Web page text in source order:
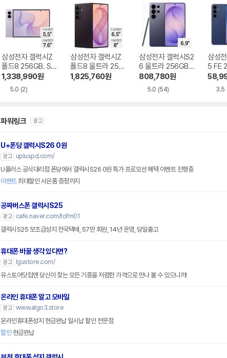
삼성전자 갤럭시Z
폴드8 256GB, SK
T 기기변경 완납
1,338,990원
5.0 (2)
삼성전자 갤럭시Z
폴드8 울트라 256
GB, SKT 기기변경
1,825,760원
삼성전자 갤럭시S2
6 울트라 256GB,
SKT 기기변경 완납
808,780원
5.0 (54)
삼성
5 FE
기기변
3.5
파워링크 광고
U+폰당 갤럭시S26 0원
광고
upluspd.com/
U플러스 공식대리점 폰당에서 갤럭시S26 0원 특가 프로모션 혜택 이벤트 진행중
이벤트최대할인 사은품 증정까지
공짜버스폰 갤럭시S25
광고
cafe.naver.com/tofm01
갤럭시S25 보조금성지 전국택배, 57만 회원, 14년 운영, 당일출고
휴대폰 바꿀 생각 있다면?
광고
lgustore.com/
유스토어닷컴엔 당신이 찾는 모든 기종을 저렴한 가격으로 만나 볼 수 있으니까!
온라인 휴대폰 알고 모바일
광고 www.algo3.store
온라인휴대폰성지 현금완납 일시납 할인 전문점
할인 현금완납